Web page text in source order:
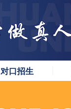
对口招生